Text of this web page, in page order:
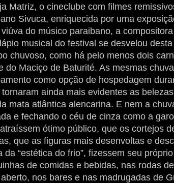
Matriz, o cineclube com filmes
Sivuca, enriquecida por uma
do músico paraibano, a
musical do festival se desvelou
chuvoso, como há pelo menos dois
do Maciço de Baturité. As mesmas
como opção de hospedagem
ainda mais evidentes as
mata atlântica alencarina. E nem a
e fechando o céu de cinza como a
ótimo público, que os cortejos
que as figuras mais desenvoltas e
da “estética do frio”, fizessem seu
de comidas e bebidas, nas rodas
nos bares e nas madrugadas de